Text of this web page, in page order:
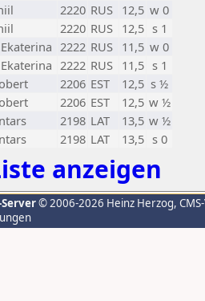
2220 RUS 12,5 w 0
2220 RUS 12,5 s 1
2222 RUS 11,5 w 0
2222 RUS 11,5 s 1
2206 EST 12,5 s ½
2206 EST 12,5 w ½
2198 LAT 13,5 w ½
2198 LAT 13,5 s 0
anzeigen
© 2006-2026 Heinz Herzog,